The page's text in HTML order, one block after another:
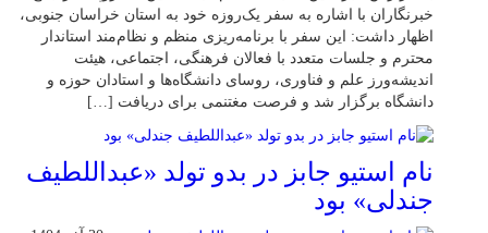
خبرنگاران با اشاره به سفر یک‌روزه خود به استان خراسان جنوبی،
اظهار داشت: این سفر با برنامه‌ریزی منظم و نظام‌مند استاندار
محترم و جلسات متعدد با فعالان فرهنگی، اجتماعی، هیئت
اندیشه‌ورز علم و فناوری، روسای دانشگاه‌ها و استادان حوزه و
دانشگاه برگزار شد و فرصت مغتنمی برای دریافت […]
نام استیو جابز در بدو تولد «عبداللطیف
جندلی» بود